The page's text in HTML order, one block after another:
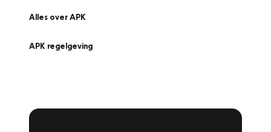
Alles over APK
APK regelgeving